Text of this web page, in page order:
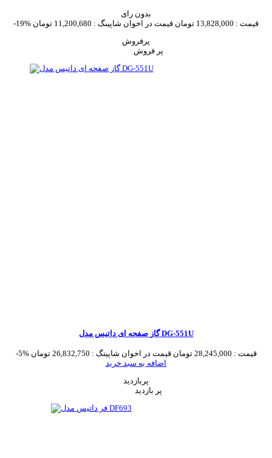
بدون رای
-19%
قیمت : 13,828,000 تومان قیمت در اخوان شاپینگ : 11,200,680 تومان
پرفروش
گاز صفحه ای داتیس مدل DG-551U
-5% قیمت : 28,245,000 تومان قیمت در اخوان شاپینگ : 26,832,750 تومان
اضافه به سبد خرید
پربازدید
پر بازدید